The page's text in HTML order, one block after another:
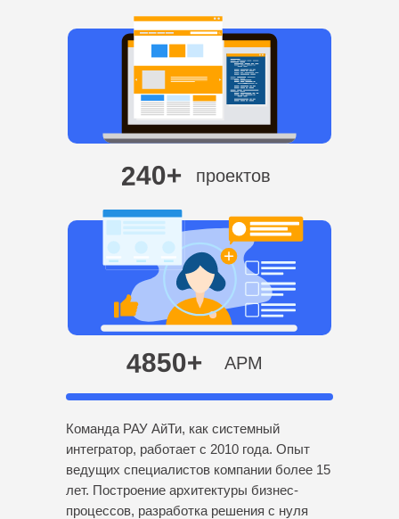
240+ проектов
4850+ АРМ
Команда РАУ АйТи, как системный
интегратор, работает с 2010 года. Опыт
ведущих специалистов компании более 15
лет. Построение архитектуры бизнес-
процессов, разработка решения с нуля